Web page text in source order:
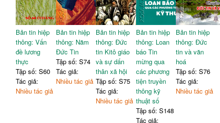
Bản tin hiệp
thông: Vấn
đề lương
thực
Tập số: S60
Tác giả:
Nhiều tác giả
Bản tin hiệp
thông: Năm
Đức Tin
Tập số: S74
Tác giả:
Nhiều tác giả
Bản tin hiệp
thông: Đức
tin Kitô giáo
và sự dấn
thân xã hội
Tập số: S75
Tác giả:
Nhiều tác giả
Bản tin hiệp
thông: Loan
báo Tin
mừng qua
các phương
tiện truyền
thông kỹ
thuật số
Tập số: S148
Tác giả:
Bản tin hiệp
thông: Đức
tin và văn
hoá
Tập số: S76
Tác giả:
Nhiều tác giả